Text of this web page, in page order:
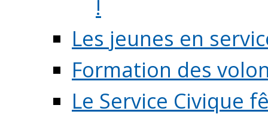
!
Les jeunes en
Formation des
Le Service Civique